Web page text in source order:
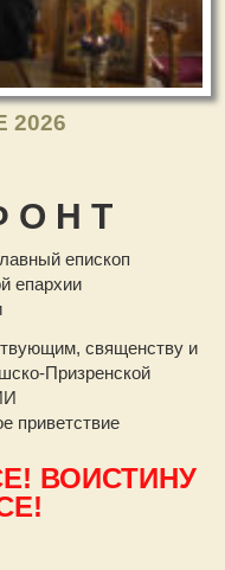
О Н Т
епископ
епархии
священству и
Призренской
приветствие
ВОИСТИНУ